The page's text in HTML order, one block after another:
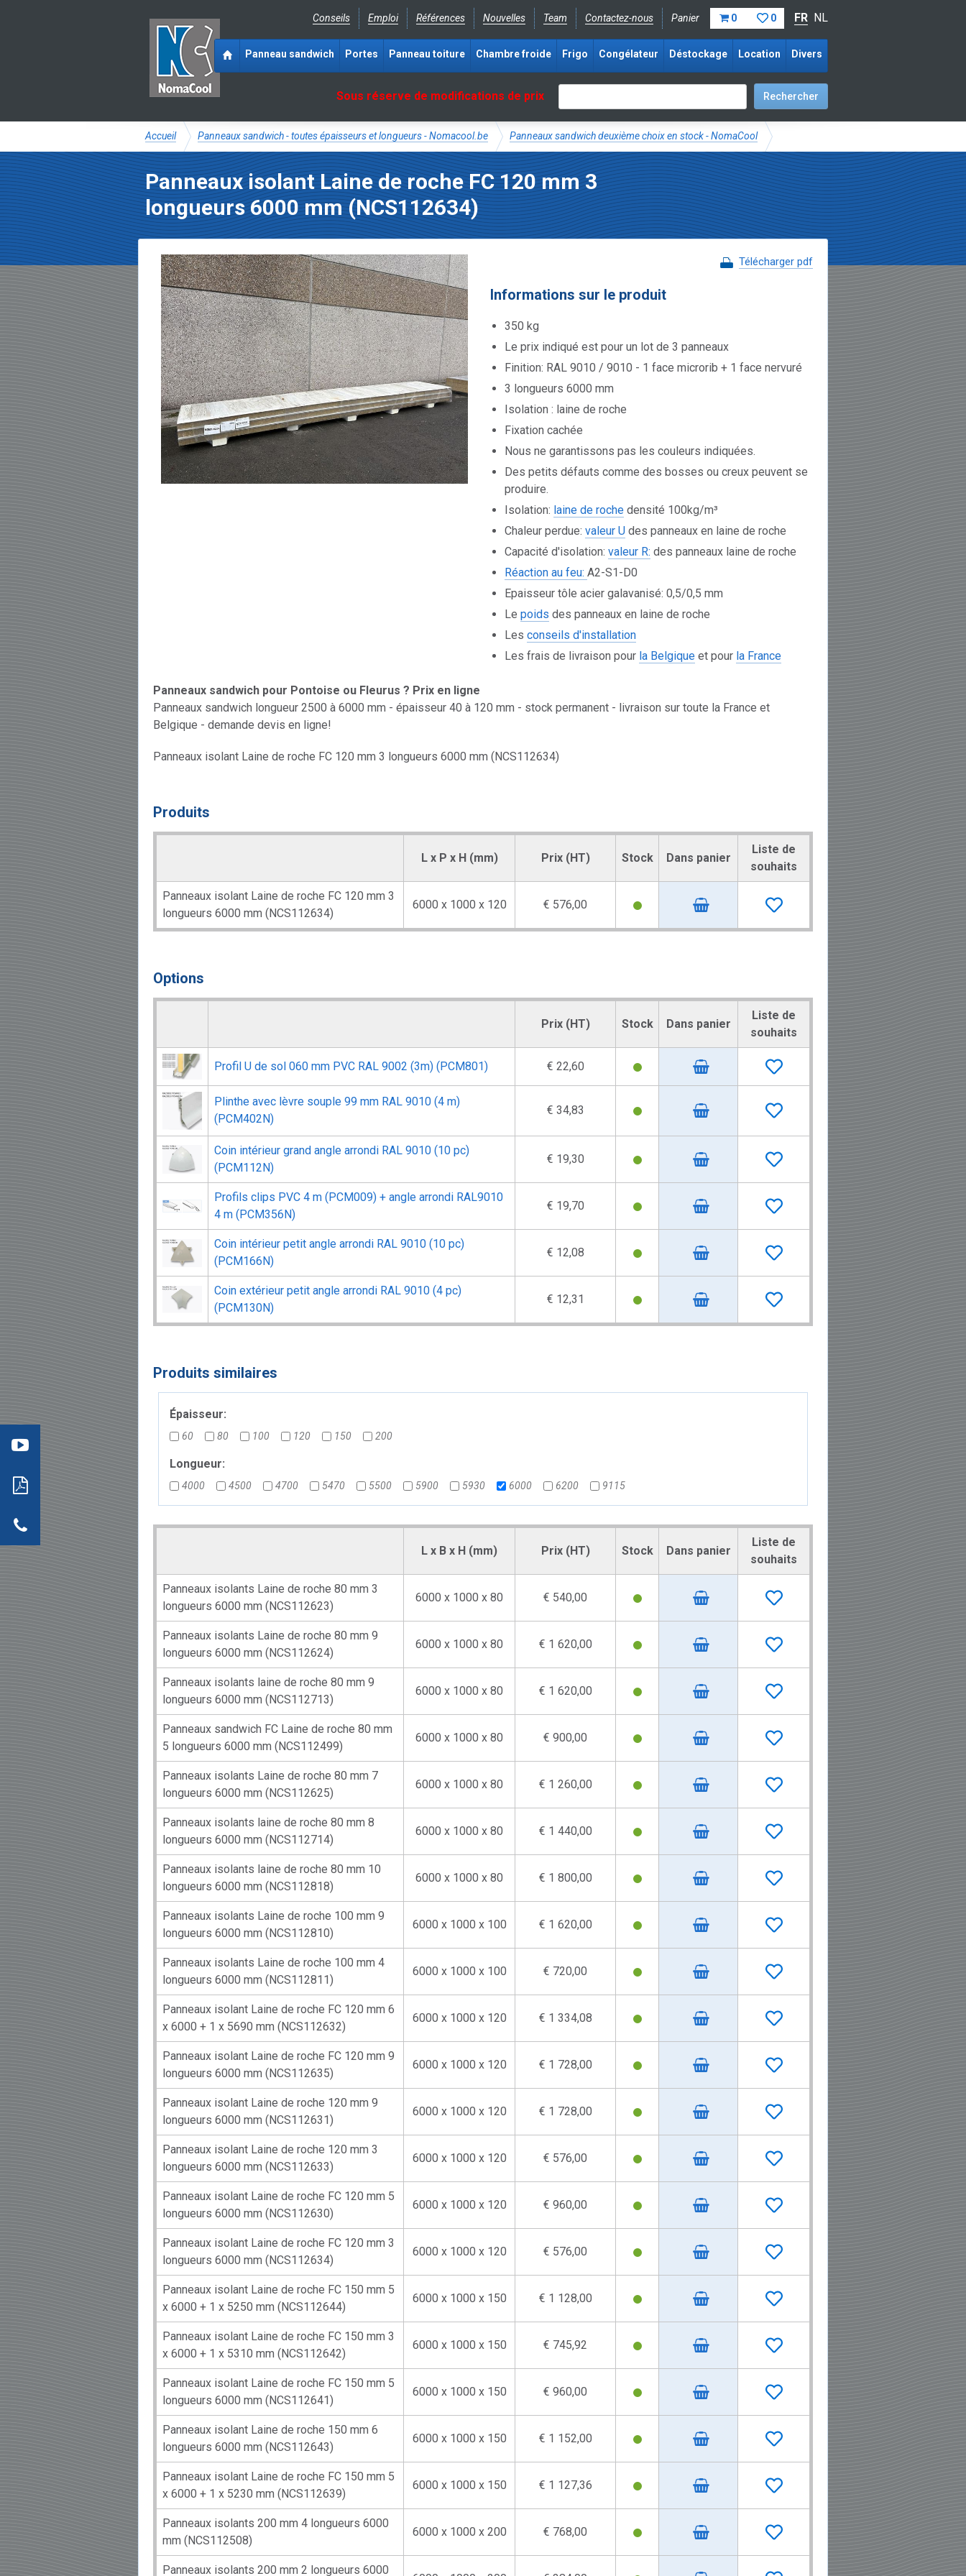
Conseils Emploi Références Nouvelles Team Contactez-nous Panier 0 0 FR NL
Sous réserve de modifications de prix
Panneau sandwich Portes Panneau toiture Chambre froide Frigo Congélateur Déstockage Location Divers
Accueil Panneaux sandwich - toutes épaisseurs et longueurs - Nomacool.be Panneaux sandwich deuxième choix en stock - NomaCool
Panneaux isolant Laine de roche FC 120 mm 3
longueurs 6000 mm (NCS112634)
Télécharger pdf
Informations sur le produit
350 kg
Le prix indiqué est pour un lot de 3 panneaux
Finition: RAL 9010 / 9010 - 1 face microrib + 1 face nervuré
3 longueurs 6000 mm
Isolation : laine de roche
Fixation cachée
Nous ne garantissons pas les couleurs indiquées.
Des petits défauts comme des bosses ou creux peuvent se
produire.
Isolation: laine de roche densité 100kg/m³
Chaleur perdue: valeur U des panneaux en laine de roche
Capacité d'isolation: valeur R: des panneaux laine de roche
Réaction au feu: A2-S1-D0
Epaisseur tôle acier galavanisé: 0,5/0,5 mm
Le poids des panneaux en laine de roche
Les conseils d'installation
Les frais de livraison pour la Belgique et pour la France
Panneaux sandwich pour Pontoise ou Fleurus ? Prix en ligne
Panneaux sandwich longueur 2500 à 6000 mm - épaisseur 40 à 120 mm - stock permanent - livraison sur toute la France et
Belgique - demande devis en ligne!
Panneaux isolant Laine de roche FC 120 mm 3 longueurs 6000 mm (NCS112634)
Produits
L x P x H (mm) Prix (HT) Stock Dans panier
Liste de
souhaits
Panneaux isolant Laine de roche FC 120 mm 3
longueurs 6000 mm (NCS112634)
6000 x 1000 x 120 € 576,00
Options
Prix (HT) Stock Dans panier
Liste de
souhaits
Profil U de sol 060 mm PVC RAL 9002 (3m) (PCM801) € 22,60
Plinthe avec lèvre souple 99 mm RAL 9010 (4 m)
(PCM402N)
€ 34,83
Coin intérieur grand angle arrondi RAL 9010 (10 pc)
(PCM112N)
€ 19,30
Profils clips PVC 4 m (PCM009) + angle arrondi RAL9010
4 m (PCM356N)
€ 19,70
Coin intérieur petit angle arrondi RAL 9010 (10 pc)
(PCM166N)
€ 12,08
Coin extérieur petit angle arrondi RAL 9010 (4 pc)
(PCM130N)
€ 12,31
Produits similaires
Épaisseur:
60 80 100 120 150 200
Longueur:
4000 4500 4700 5470 5500 5900 5930 6000 6200 9115
L x B x H (mm) Prix (HT) Stock Dans panier
Liste de
souhaits
Panneaux isolants Laine de roche 80 mm 3
longueurs 6000 mm (NCS112623)
6000 x 1000 x 80 € 540,00
Panneaux isolants Laine de roche 80 mm 9
longueurs 6000 mm (NCS112624)
6000 x 1000 x 80 € 1 620,00
Panneaux isolants laine de roche 80 mm 9
longueurs 6000 mm (NCS112713)
6000 x 1000 x 80 € 1 620,00
Panneaux sandwich FC Laine de roche 80 mm
5 longueurs 6000 mm (NCS112499)
6000 x 1000 x 80 € 900,00
Panneaux isolants Laine de roche 80 mm 7
longueurs 6000 mm (NCS112625)
6000 x 1000 x 80 € 1 260,00
Panneaux isolants laine de roche 80 mm 8
longueurs 6000 mm (NCS112714)
6000 x 1000 x 80 € 1 440,00
Panneaux isolants laine de roche 80 mm 10
longueurs 6000 mm (NCS112818)
6000 x 1000 x 80 € 1 800,00
Panneaux isolants Laine de roche 100 mm 9
longueurs 6000 mm (NCS112810)
6000 x 1000 x 100 € 1 620,00
Panneaux isolants Laine de roche 100 mm 4
longueurs 6000 mm (NCS112811)
6000 x 1000 x 100 € 720,00
Panneaux isolant Laine de roche FC 120 mm 6
x 6000 + 1 x 5690 mm (NCS112632)
6000 x 1000 x 120 € 1 334,08
Panneaux isolant Laine de roche FC 120 mm 9
longueurs 6000 mm (NCS112635)
6000 x 1000 x 120 € 1 728,00
Panneaux isolant Laine de roche 120 mm 9
longueurs 6000 mm (NCS112631)
6000 x 1000 x 120 € 1 728,00
Panneaux isolant Laine de roche 120 mm 3
longueurs 6000 mm (NCS112633)
6000 x 1000 x 120 € 576,00
Panneaux isolant Laine de roche FC 120 mm 5
longueurs 6000 mm (NCS112630)
6000 x 1000 x 120 € 960,00
Panneaux isolant Laine de roche FC 120 mm 3
longueurs 6000 mm (NCS112634)
6000 x 1000 x 120 € 576,00
Panneaux isolant Laine de roche FC 150 mm 5
x 6000 + 1 x 5250 mm (NCS112644)
6000 x 1000 x 150 € 1 128,00
Panneaux isolant Laine de roche FC 150 mm 3
x 6000 + 1 x 5310 mm (NCS112642)
6000 x 1000 x 150 € 745,92
Panneaux isolant Laine de roche FC 150 mm 5
longueurs 6000 mm (NCS112641)
6000 x 1000 x 150 € 960,00
Panneaux isolant Laine de roche 150 mm 6
longueurs 6000 mm (NCS112643)
6000 x 1000 x 150 € 1 152,00
Panneaux isolant Laine de roche FC 150 mm 5
x 6000 + 1 x 5230 mm (NCS112639)
6000 x 1000 x 150 € 1 127,36
Panneaux isolants 200 mm 4 longueurs 6000
mm (NCS112508)
6000 x 1000 x 200 € 768,00
Panneaux isolants 200 mm 2 longueurs 6000
les